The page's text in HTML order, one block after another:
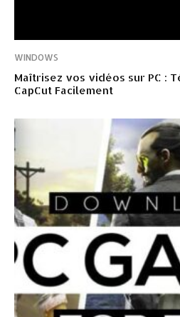
WINDOWS
Maîtrisez vos vidéos sur PC :
CapCut Facilement